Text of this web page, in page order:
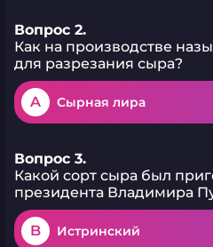
Вопрос 2.
Как на производстве
для разрезания сыра?
A Сырная лира
Вопрос 3.
Какой сорт сыра был
президента Владимира
B Истринский